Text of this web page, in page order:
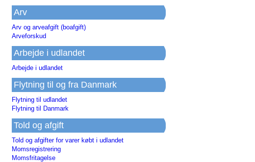
Arv
Arv og arveafgift (boafgift)
Arveforskud
Arbejde i udlandet
Arbejde i udlandet
Flytning til og fra Danmark
Flytning til udlandet
Flytning til Danmark
Told og afgift
Told og afgifter for varer købt i udlandet
Momsregistrering
Momsfritagelse